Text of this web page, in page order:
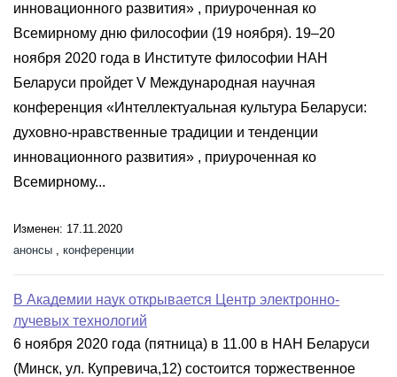
инновационного развития» , приуроченная ко
Всемирному дню философии (19 ноября). 19–20
ноября 2020 года в Институте философии НАН
Беларуси пройдет V Международная научная
конференция «Интеллектуальная культура Беларуси:
духовно-нравственные традиции и тенденции
инновационного развития» , приуроченная ко
Всемирному...
Изменен: 17.11.2020
анонсы
конференции
В Академии наук открывается Центр электронно-
лучевых технологий
6 ноября 2020 года (пятница) в 11.00 в НАН Беларуси
(Минск, ул. Купревича,12) состоится торжественное